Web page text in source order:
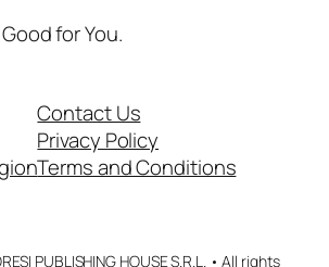
for You.
Contact Us
Privacy Policy
Terms and Conditions
PUBLISHING HOUSE S.R.L. • All rights